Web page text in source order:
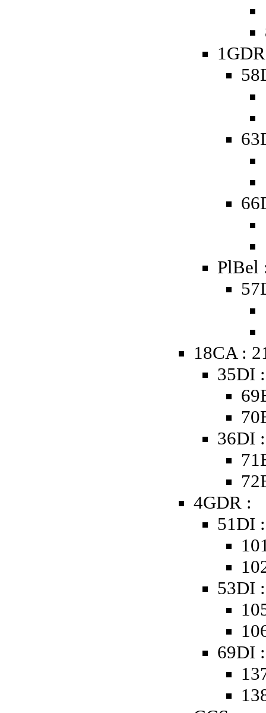
PlBel
18CA :
35DI
36DI
4GDR :
51DI :
53DI :
69DI :